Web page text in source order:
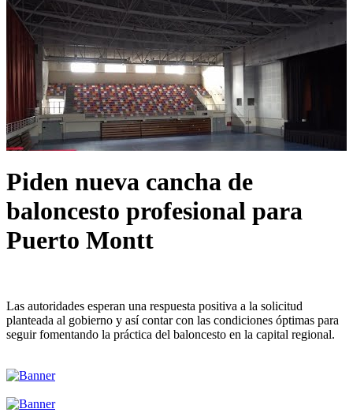
Piden nueva cancha de
baloncesto profesional para
Puerto Montt
Las autoridades esperan una respuesta positiva a la solicitud
planteada al gobierno y así contar con las condiciones óptimas para
seguir fomentando la práctica del baloncesto en la capital regional.